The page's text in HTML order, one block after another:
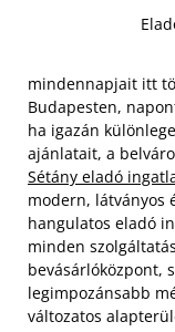
mindennapjait itt
Budapesten,
ha igazán
ajánlatait, a
Sétány eladó
modern, látványos
hangulatos eladó
minden
bevásárlóközpont,
legimpozánsabb
változatos